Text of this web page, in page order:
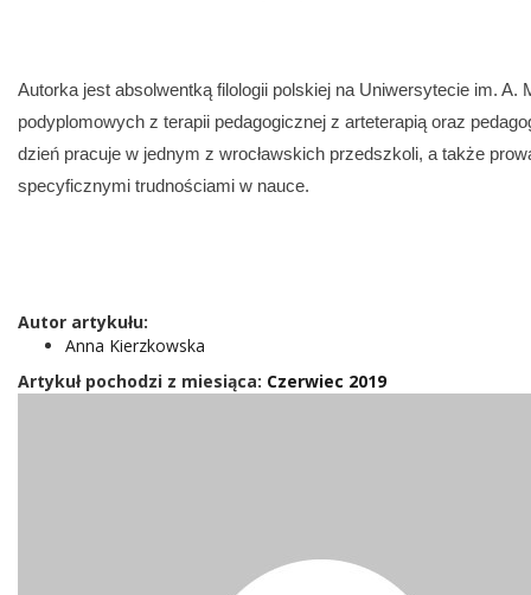
Autorka jest absolwentką filologii polskiej na Uniwersytecie im.
podyplomowych z terapii pedagogicznej z arteterapią oraz
dzień pracuje w jednym z wrocławskich przedszkoli, a także
specyficznymi trudnościami w nauce.
Autor artykułu:
Anna Kierzkowska
Artykuł pochodzi z miesiąca: Czerwiec 2019